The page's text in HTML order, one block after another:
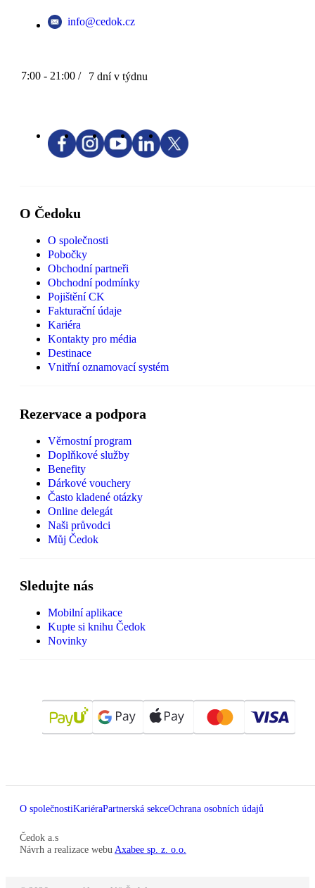
info@cedok.cz
7:00 - 21:00 / 7 dní v týdnu
O Čedoku
O společnosti
Pobočky
Obchodní partneři
Obchodní podmínky
Pojištění CK
Fakturační údaje
Kariéra
Kontakty pro média
Destinace
Vnitřní oznamovací systém
Rezervace a podpora
Věrnostní program
Doplňkové služby
Benefity
Dárkové vouchery
Často kladené otázky
Online delegát
Naši průvodci
Můj Čedok
Sledujte nás
Mobilní aplikace
Kupte si knihu Čedok
Novinky
O společnostiKariéraPartnerská sekceOchrana osobních údajů
Čedok a.s
Návrh a realizace webu Axabee sp. z. o.o.